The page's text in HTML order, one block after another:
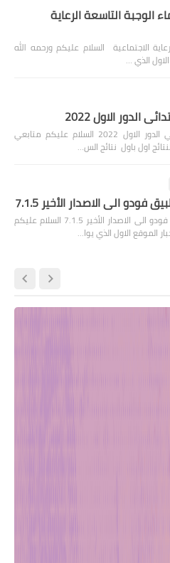
الوجبة التاسعة الرعاية
الاجتماعية السلام عليكم ورحمه الله
الذي …
الدور الاول 2022
نتائج السادس ابتدائي الدور الاول 2022 السلام عليكم متابعي
اول باول نتائج الس…
الى الاصدار الأخير 7.1.5
تحديث نسخة تطبيق فودو الى الاصدار الأخير 7.1.5 السلام عليكم
الموقع الاول الذي يوا…